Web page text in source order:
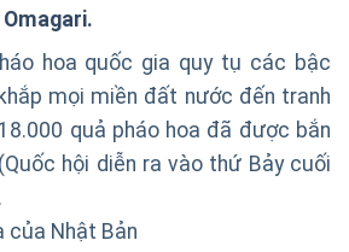
hoa quốc gia quy tụ các bậc
mọi miền đất nước đến tranh
quả pháo hoa đã được bắn
hội diễn ra vào thứ Bảy cuối
Nhật Bản